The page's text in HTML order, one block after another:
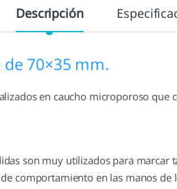
Descripción
70×35 mm.
en caucho microporoso
son muy utilizados para
comportamiento en las manos